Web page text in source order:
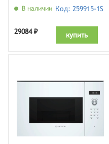
BFL524MS0, нержавеющая
В наличии Код: 259915-1S
29084 ₽ купить